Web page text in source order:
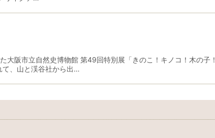
大阪市立自然史博物館 第49回特別展「きのこ！キノコ！木の
、山と渓谷社から出…